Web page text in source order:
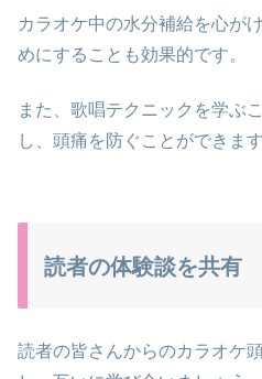
カラオケ中の水分補給を心が
めにすることも効果的です。
また、歌唱テクニックを学ぶ
し、頭痛を防ぐことができます
読者の体験談を共有
読者の皆さんからのカラオケ